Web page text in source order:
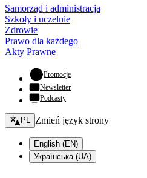
Samorząd i administracja
Szkoły i uczelnie
Zdrowie
Prawo dla każdego
Akty Prawne
Promocje- otwiera się w nowej karcie
Newsletter
Podcasty
Zmień język - bieżący:
PL Zmień język strony
English (EN)
Українська (UA)